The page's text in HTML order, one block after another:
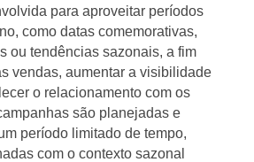
para aproveitar períodos
como datas comemorativas,
ou tendências sazonais, a fim
vendas, aumentar a visibilidade
o relacionamento com os
são planejadas e
período limitado de tempo,
com o contexto sazonal